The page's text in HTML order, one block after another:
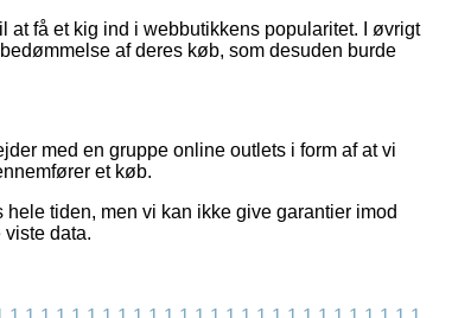
at få et kig ind i webbutikkens popularitet. I øvrigt
af deres køb, som desuden burde
med en gruppe online outlets i form af at vi
et køb.
tiden, men vi kan ikke give garantier imod
data.